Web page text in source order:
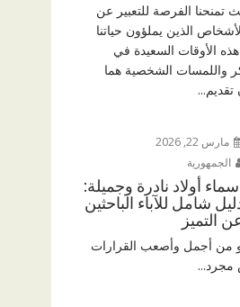
الفرصة للتعبير عن
الذين يملؤون حياتنا
الأوقات السعيدة في
واللمسات الشخصية هما
مارس 22, 2026
الجمهورية
أولاد نادرة وجميلة:
شامل للآباء الباحثين
التميز
هو من أجمل وأصعب القرارات
مجرد...